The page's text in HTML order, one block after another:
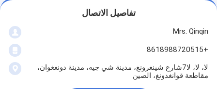
تفاصيل الاتصال
Mrs. Qinqin
+8618988720515
لا، لا، لا7شارع شينغرونغ، مدينة شي جيه، مدينة دونغغوان،
مقاطعة قوانغدونغ، الصين